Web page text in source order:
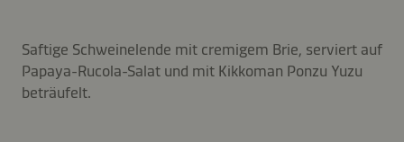
Saftige Schweinelende mit cremigem Brie, serviert auf
Papaya-Rucola-Salat und mit Kikkoman Ponzu Yuzu
beträufelt.